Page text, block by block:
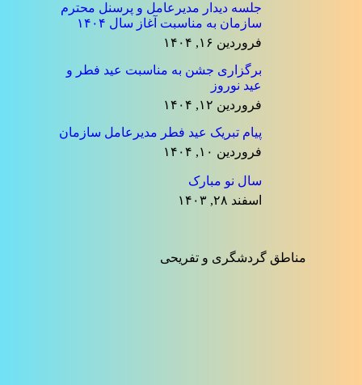
جلسه دیدار مدیرعامل و پرسنل محترم
سازمان به مناسبت آغاز سال ۱۴۰۴
فروردین ۱۶, ۱۴۰۴
برگزاری جشن به مناسبت عید فطر و
عید نوروز
فروردین ۱۲, ۱۴۰۴
پیام تبریک عید فطر مدیرعامل سازمان
فروردین ۱۰, ۱۴۰۴
سال نو مبارک
اسفند ۲۸, ۱۴۰۳
مناطق گردشگری و تفریحی